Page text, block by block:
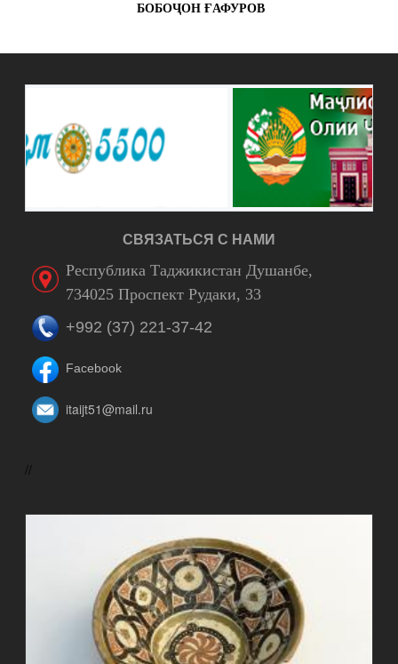
БОБОҶОН ҒАФУРОВ
СВЯЗАТЬСЯ С НАМИ
Республика Таджикистан Душанбе,
734025 Проспект Рудаки, 33
+992 (37) 221-37-42
Facebook
itaijt51@mail.ru
//